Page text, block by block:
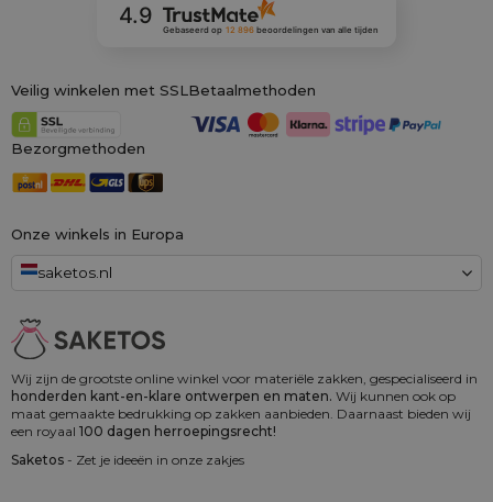
Wij zijn de grootste online winkel voor materiële zakken, gespecialiseerd in
honderden kant-en-klare ontwerpen en maten. Wij kunnen ook op
maat gemaakte bedrukking op zakken aanbieden. Daarnaast bieden wij
een royaal 100 dagen herroepingsrecht!
Saketos - Zet je ideeën in onze zakjes
Onze winkels in Europa
saketos.nl
4.9
Gebaseerd op 12 896 beoordelingenvan alle tijden
Veilig winkelen met SSL Betaalmethoden
Bezorgmethoden